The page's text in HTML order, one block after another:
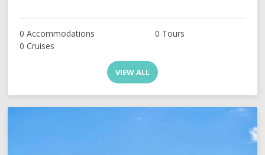
0 Accommodations
0 Tours
0 Cruises
VIEW ALL